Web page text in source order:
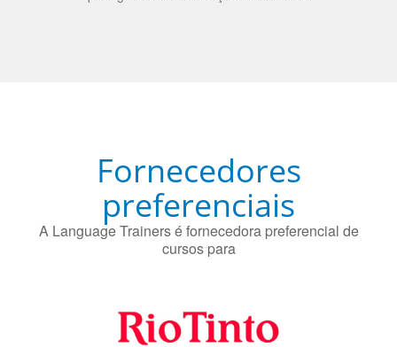
Fornecedores
preferenciais